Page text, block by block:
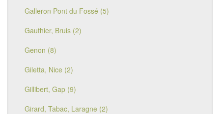
Galleron Pont du Fossé (5)
Gauthier, Bruis (2)
Genon (8)
Giletta, Nice (2)
Gillibert, Gap (9)
Girard, Tabac, Laragne (2)